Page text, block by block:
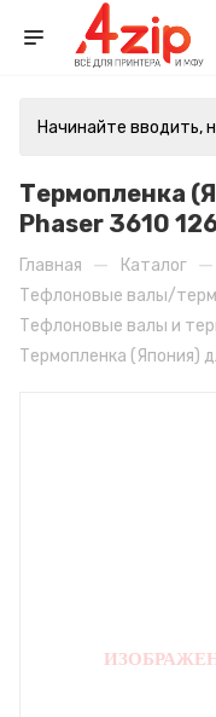
Термопленка
Phaser 3610
Главная — Каталог —
Тефлоновые валы/
Тефлоновые валы и
Термопленка (Япония)